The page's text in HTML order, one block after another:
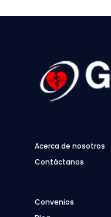
Acerca de nosotros
Contáctanos
Convenios